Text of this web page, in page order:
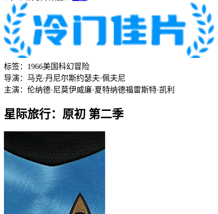
标签： 1966美国科幻冒险
导演： 马克·丹尼尔斯约瑟夫·佩夫尼
主演： 伦纳德·尼莫伊威廉·夏特纳德福雷斯特·凯利
星际旅行：原初 第二季